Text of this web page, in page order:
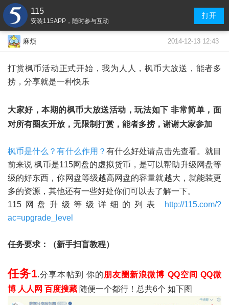
115
安装115APP，随时参与互动
打开
麻烦 2014-12-13 12:43
打赏枫币活动正式开始，我为人人，枫币大放送，能者多
捞，分享就是一种快乐
大家好，本期的枫币大放送活动，玩法如下 非常简单，面
对所有圈友开放，无限制打赏，能者多捞，谢谢大家参加
枫币是什么？有什么作用？ 有什么好处请点击先查看。就目
前来说 枫币是115网盘的虚拟货币，是可以帮助升级网盘等
级的好东西，你网盘等级越高网盘的容量就越大，就能装更
多的资源，其他还有一些好处你们可以去了解一下。
115网盘升级等级详细的列表
http://115.com/?
ac=upgrade_level
任务要求：（新手扫盲教程）
任务1.分享本帖到 你的 朋友圈 新浪微博 QQ空间 QQ微
博 人人网 百度搜藏 随便一个都行！总共6个 如下图